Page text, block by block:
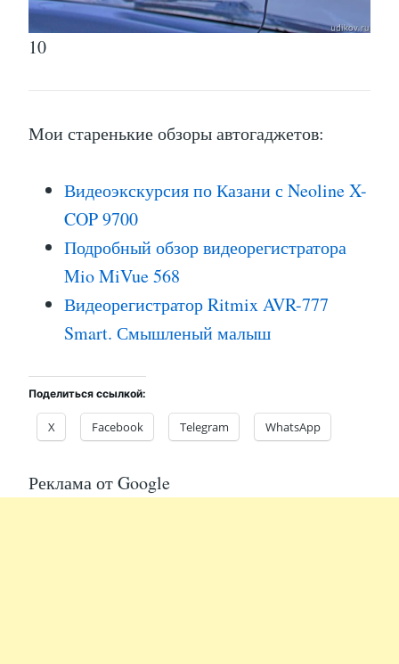
10
Мои старенькие обзоры автогаджетов:
Видеоэкскурсия по Казани с Neoline X-
COP 9700
Подробный обзор видеорегистратора
Mio MiVue 568
Видеорегистратор Ritmix AVR-777
Smart. Смышленый малыш
Поделиться ссылкой:
X Facebook Telegram WhatsApp
Реклама от Google